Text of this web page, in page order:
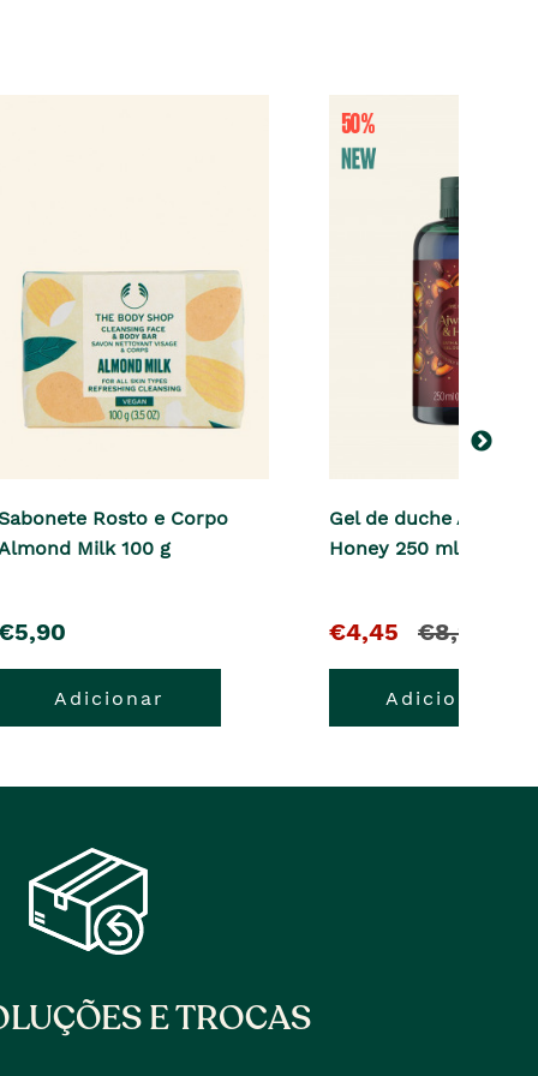
Rosto e Corpo
Milk 100 g
Adicionar
Gel de duche Ajwa
Honey 250 ml
O
pre�o
atual
€4,45
e
o
pre�o
era
€8,90
Adicionar
E TROCAS